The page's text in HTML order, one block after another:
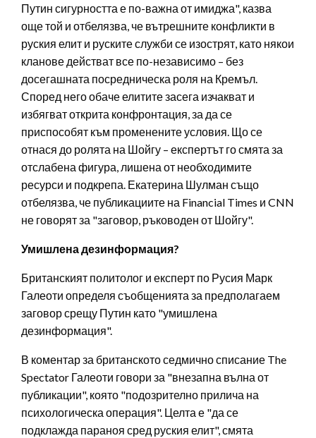
Путин сигурността е по-важна от имиджа", казва
още той и отбелязва, че вътрешните конфликти в
руския елит и руските служби се изострят, като някои
кланове действат все по-независимо – без
досегашната посредническа роля на Кремъл.
Според него обаче елитите засега изчакват и
избягват открита конфронтация, за да се
приспособят към променените условия. Що се
отнася до ролята на Шойгу – експертът го смята за
отслабена фигура, лишена от необходимите
ресурси и подкрепа. Екатерина Шулман също
отбелязва, че публикациите на Financial Times и CNN
не говорят за "заговор, ръководен от Шойгу".
Умишлена дезинформация?
Британският политолог и експерт по Русия Марк
Галеоти определя съобщенията за предполагаем
заговор срещу Путин като "умишлена
дезинформация".
В коментар за британското седмично списание The
Spectator Галеоти говори за "внезапна вълна от
публикации", която "подозрително прилича на
психологическа операция". Целта е "да се
подклажда параноя сред руския елит", смята